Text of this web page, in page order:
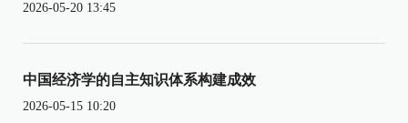
2026-05-20 13:45
中国经济学的自主知识体系构建成效
2026-05-15 10:20